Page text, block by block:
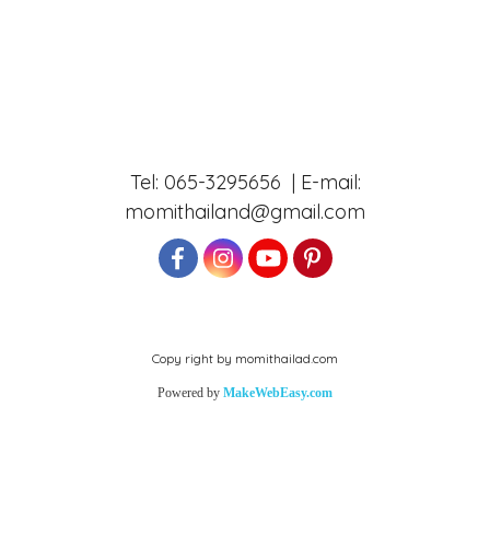
Tel: 065-3295656 | E-mail:
momithailand@gmail.com
Copy right by momithailad.com
Powered by MakeWebEasy.com